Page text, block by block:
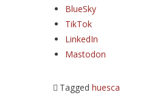
BlueSky
TikTok
LinkedIn
Mastodon
Tagged huesca